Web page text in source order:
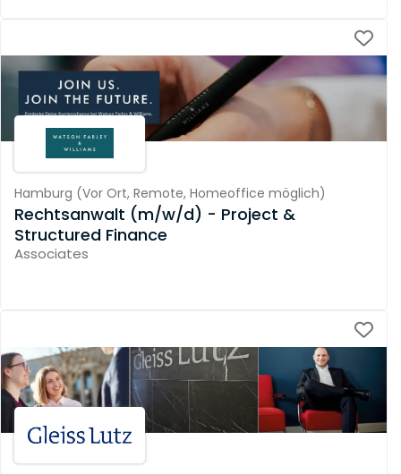
Hamburg (Vor Ort, Remote, Homeoffice möglich)
Rechtsanwalt (m/w/d) - Project &
Structured Finance
Associates